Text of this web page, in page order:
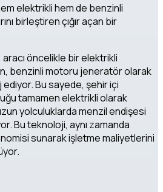
elektrikli hem de benzinli
birleştiren çığır açan bir
aracı öncelikle bir elektrikli
benzinli motoru jeneratör olarak
Bu sayede, şehir içi
tamamen elektrikli olarak
yolculuklarda menzil endişesi
Bu teknoloji, aynı zamanda
sunarak işletme maliyetlerini